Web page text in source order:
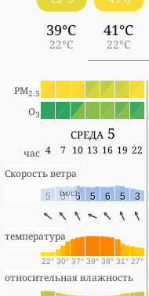
39°C
22°C
41°C
22°C
PM2.5
O3
среда 5
час 4 7 10 13 16 19 22
Скорость ветра
(м/с)
5 5 6 5 6 5 3
температура
22° 30° 37° 39° 38° 31° 27°
относительная влажность